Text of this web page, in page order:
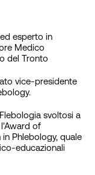
esperto in
Medico
del Tronto
vice-presidente
svoltosi a
of
Phlebology, quale
educazionali